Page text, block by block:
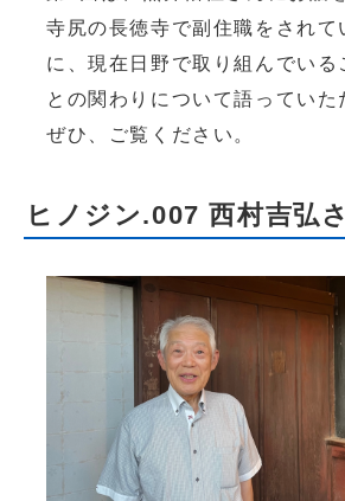
寺尻の長徳寺で副住職をされて
に、現在日野で取り組んでいる
との関わりについて語っていた
ぜひ、ご覧ください。
ヒノジン.007 西村吉弘